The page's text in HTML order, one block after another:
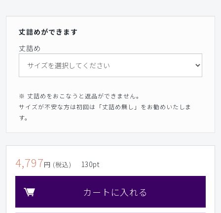
丈詰めができます
丈詰め
※ 丈詰めをおこなうと返品ができません。
サイズが不安な方は初回は「丈詰め無し」をお勧めいたしま
す。
4,797円 (税込) 130pt
カートに入れる